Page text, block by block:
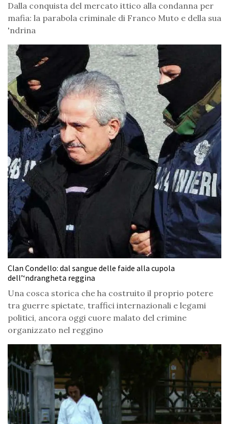
Dalla conquista del mercato ittico alla condanna per
mafia: la parabola criminale di Franco Muto e della sua
'ndrina
Clan Condello: dal sangue delle faide alla cupola
dell’‘ndrangheta reggina
Una cosca storica che ha costruito il proprio potere
tra guerre spietate, traffici internazionali e legami
politici, ancora oggi cuore malato del crimine
organizzato nel reggino